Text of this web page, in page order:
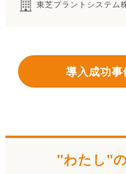
東芝プラントシステム
導入成功
"わたし"